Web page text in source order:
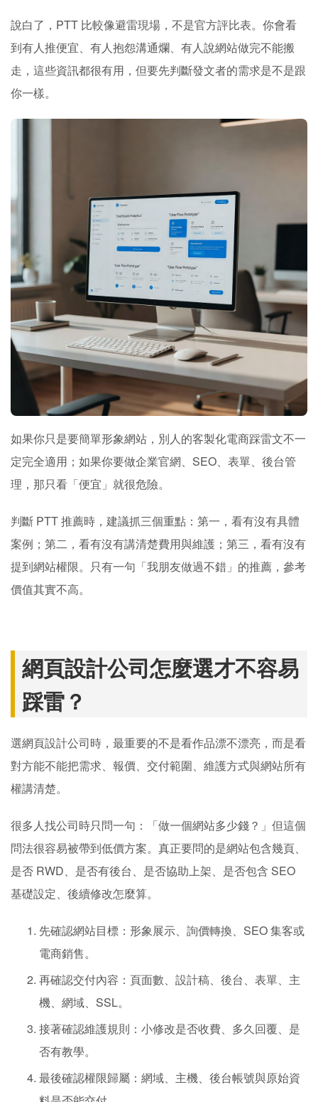
說白了，PTT 比較像避雷現場，不是官方評比表。你會看
到有人推便宜、有人抱怨溝通爛、有人說網站做完不能搬
走，這些資訊都很有用，但要先判斷發文者的需求是不是跟
你一樣。
如果你只是要簡單形象網站，別人的客製化電商踩雷文不一
定完全適用；如果你要做企業官網、SEO、表單、後台管
理，那只看「便宜」就很危險。
判斷 PTT 推薦時，建議抓三個重點：第一，看有沒有具體
案例；第二，看有沒有講清楚費用與維護；第三，看有沒有
提到網站權限。只有一句「我朋友做過不錯」的推薦，參考
價值其實不高。
網頁設計公司怎麼選才不容易
踩雷？
選網頁設計公司時，最重要的不是看作品漂不漂亮，而是看
對方能不能把需求、報價、交付範圍、維護方式與網站所有
權講清楚。
很多人找公司時只問一句：「做一個網站多少錢？」但這個
問法很容易被帶到低價方案。真正要問的是網站包含幾頁、
是否 RWD、是否有後台、是否協助上架、是否包含 SEO
基礎設定、後續修改怎麼算。
先確認網站目標：形象展示、詢價轉換、SEO 集客或
電商銷售。
再確認交付內容：頁面數、設計稿、後台、表單、主
機、網域、SSL。
接著確認維護規則：小修改是否收費、多久回覆、是
否有教學。
最後確認權限歸屬：網域、主機、後台帳號與原始資